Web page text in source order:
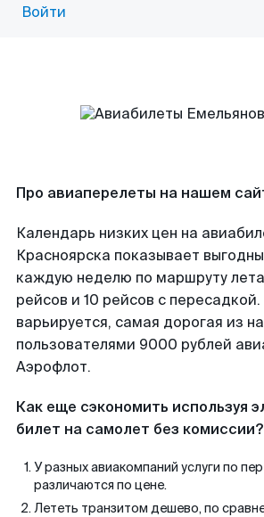
Войти
Про авиаперелеты на нашем
Календарь низких цен на
Красноярска показывает
каждую неделю по маршруту
рейсов и 10 рейсов с
варьируется, самая дорогая из
пользователями 9000 рублей
Аэрофлот.
Как еще сэкономить используя
билет на самолет без комиссии?
У разных авиакомпаний услуги по
различаются по цене.
Лететь транзитом дешево, по